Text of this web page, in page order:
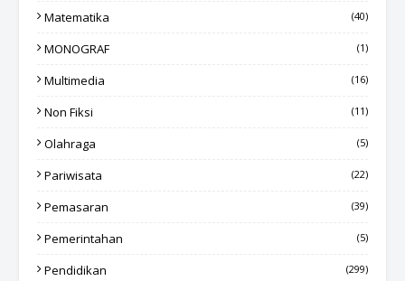
Matematika (40)
MONOGRAF (1)
Multimedia (16)
Non Fiksi (11)
Olahraga (5)
Pariwisata (22)
Pemasaran (39)
Pemerintahan (5)
Pendidikan (299)